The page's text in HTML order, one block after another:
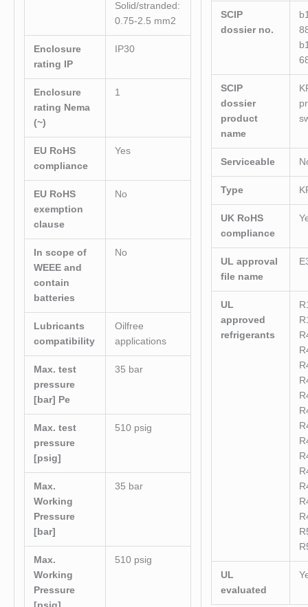
Solid/stranded:
0.75-2.5 mm2
Enclosure
rating IP
IP30
Enclosure
rating Nema
(~)
1
EU RoHS
compliance
Yes
EU RoHS
exemption
clause
No
In scope of
WEEE and
contain
batteries
No
Lubricants
compatibility
Oilfree
applications
Max. test
pressure
[bar] Pe
35 bar
Max. test
pressure
[psig]
510 psig
Max.
Working
Pressure
[bar]
35 bar
Max.
Working
Pressure
510 psig
SCIP
dossier no.
SCIP
dossier
product
name
Serviceable
Type
UK RoHS
compliance
UL approval
file name
UL
approved
refrigerants
UL
evaluated